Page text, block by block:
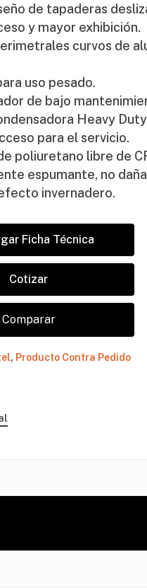
hay productos
de tapaderas
y mayor exhibición.
curvos de
uso pesado.
de bajo
Heavy
para el servicio.
poliuretano libre de
espumante, no
invernadero.
Ficha Técnica
Cotizar
Comparar
, Producto Contra Pedido